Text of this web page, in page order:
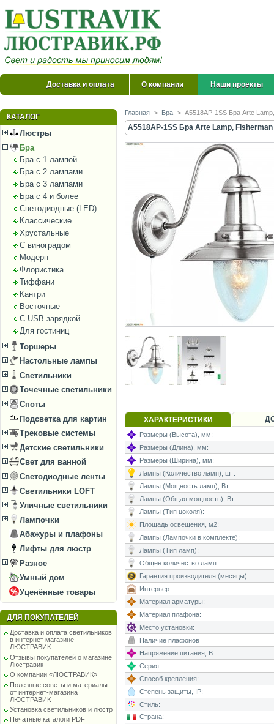
Доставка и оплата О компании Наши проекты
КАТАЛОГ
Люстры
Бра
Бра с 1 лампой
Бра с 2 лампами
Бра с 3 лампами
Бра с 4 и более
Светодиодные (LED)
Классические
Хрустальные
С виноградом
Модерн
Флористика
Тиффани
Кантри
Восточные
С USB зарядкой
Для гостиниц
Торшеры
Настольные лампы
Светильники
Точечные светильники
Споты
Подсветка для картин
Трековые системы
Детские светильники
Свет для ванной
Светодиодные ленты
Светильники LOFT
Уличные светильники
Лампочки
Абажуры и плафоны
Лифты для люстр
Разное
Умный дом
Уценённые товары
ДЛЯ ПОКУПАТЕЛЕЙ
Доставка и оплата светильников
в интернет магазине
ЛЮСТРАВИК
Отзывы покупателей о магазине
Люстравик
О компании «ЛЮСТРАВИК»
Полезные советы и материалы
от интернет-магазина
ЛЮСТРАВИК
Установка светильников и люстр
Печатные каталоги PDF
Главная > Бра > A5518AP-1SS Бра Arte
A5518AP-1SS Бра Arte Lamp, Fisherman
ХАРАКТЕРИСТИКИ
Размеры (Высота), мм:
Размеры (Длина), мм:
Размеры (Ширина), мм:
Лампы (Количество ламп), шт:
Лампы (Мощность ламп), Вт:
Лампы (Общая мощность), Вт:
Лампы (Тип цоколя):
Площадь освещения, м2:
Лампы (Лампочки в комплекте):
Лампы (Тип ламп):
Общее количество ламп:
Гарантия производителя (месяцы):
Интерьер:
Материал арматуры:
Материал плафона:
Место установки:
Наличие плафонов
Напряжение питания, В:
Серия:
Способ крепления:
Степень защиты, IP:
Стиль:
Страна: